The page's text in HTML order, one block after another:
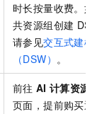
时长按量收费。
共资源组创建
请参见交互式建模
（DSW） 。
前往 AI 计算资源
页面，提前购买